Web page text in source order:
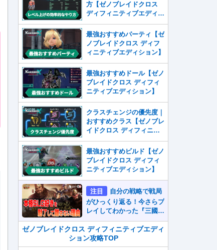
方【ゼノブレイドクロス
ディフィニティブエディシ
ョン】
最強おすすめパーティ【ゼ
ノブレイドクロス ディフ
ィニティブエディション】
最強おすすめドール【ゼノ
ブレイドクロス ディフィ
ニティブエディション】
クラスチェンジの優先度｜
おすすめクラス【ゼノブレ
イドクロス ディフィニテ
ィブエディション】
最強おすすめビルド【ゼノ
ブレイドクロス ディフィ
ニティブエディション】
注目
自分の戦略で戦局
がひっくり返る！今さらプ
レイしてわかった『三國志
真戦』が本格SLG好きを
魅了して離さないワケ
ゼノブレイドクロス ディフィニティブエディ
ション攻略TOP